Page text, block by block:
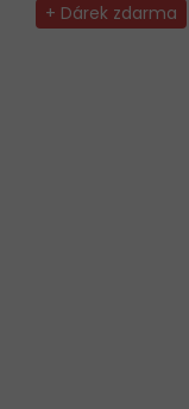
+ Dárek zdarma